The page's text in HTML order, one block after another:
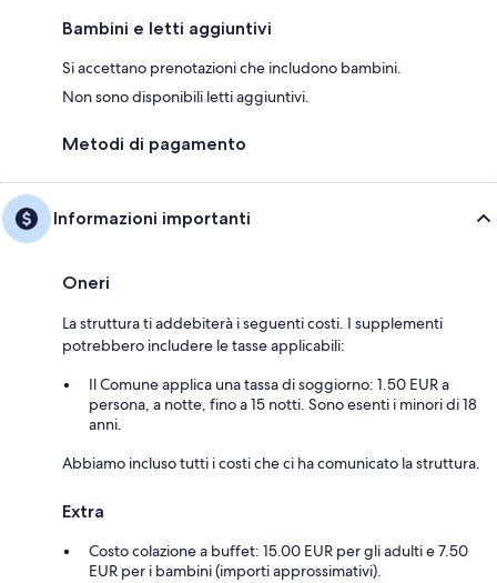
Bambini e letti aggiuntivi
Si accettano prenotazioni che includono bambini.
Non sono disponibili letti aggiuntivi.
Metodi di pagamento
Informazioni importanti
Oneri
La struttura ti addebiterà i seguenti costi. I supplementi
potrebbero includere le tasse applicabili:
Il Comune applica una tassa di soggiorno: 1.50 EUR a
persona, a notte, fino a 15 notti. Sono esenti i minori di 18
anni.
Abbiamo incluso tutti i costi che ci ha comunicato la struttura.
Extra
Costo colazione a buffet: 15.00 EUR per gli adulti e 7.50
EUR per i bambini (importi approssimativi).